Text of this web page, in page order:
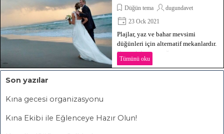
Düğün tema
dugundavet
23 Ock 2021
Plajlar, yaz ve bahar mevsimi
düğünleri için alternatif mekanlardır.
Kumsal da yapacağınız
düğününüzün eğlenceli ve romantik
bir ‘Akdeniz veya Ege havası’
Tümünü oku
Son yazılar
Kına gecesi organizasyonu
Kına Ekibi ile Eğlenceye Hazır Olun!